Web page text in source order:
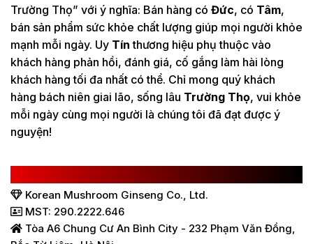
Trường Thọ” với ý nghĩa: Bán hàng có Đức, có Tâm,
bán sản phẩm sức khỏe chất lượng giúp mọi người khỏe
mạnh mỗi ngày. Uy Tín thương hiệu phụ thuộc vào
khách hàng phản hồi, đánh giá, cố gắng làm hài lòng
khách hàng tối đa nhất có thể. Chỉ mong quý khách
hàng bách niên giai lão, sống lâu Trường Thọ, vui khỏe
mỗi ngày cùng mọi người là chúng tôi đã đạt được ý
nguyện!
Korean Mushroom Ginseng Co., Ltd.
MST: 290.2222.646
Tòa A6 Chung Cư An Bình City - 232 Phạm Văn Đồng,